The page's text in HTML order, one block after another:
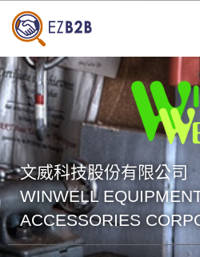
文威科技股份有限公司
WINWELL
ACCESSORIES